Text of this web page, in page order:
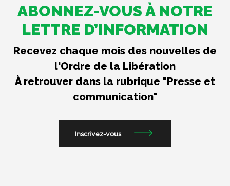
ABONNEZ-VOUS À NOTRE
LETTRE D’INFORMATION
Recevez chaque mois des nouvelles de
l'Ordre de la Libération
À retrouver dans la rubrique "Presse et
communication"
Inscrivez-vous